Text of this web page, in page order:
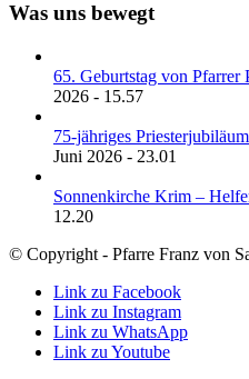
Was uns bewegt
65. Geburtstag von Pfarrer
2026 - 15.57
75-jähriges
Juni 2026 - 23.01
Sonnenkirche Krim –
12.20
© Copyright - Pfarre Franz von
Link zu Facebook
Link zu Instagram
Link zu WhatsApp
Link zu Youtube